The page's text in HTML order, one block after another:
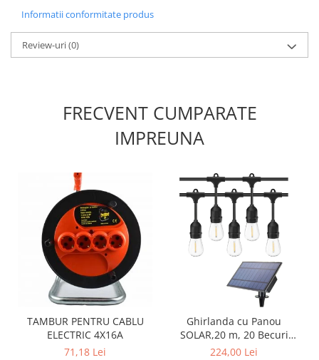
Informatii conformitate produs
Review-uri(0)
FRECVENT CUMPARATE
IMPREUNA
TAMBUR PENTRU CABLU
ELECTRIC 4X16A
71,18 Lei
Ghirlanda cu Panou
SOLAR,20 m, 20 Becuri
incluse filament LED S14,
224,00 Lei